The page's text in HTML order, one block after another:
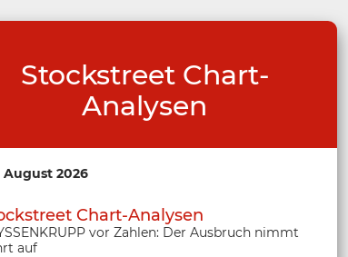
Stockstreet Chart-
Analysen
August 2026
Chart-Analysen
vor Zahlen: Der Ausbruch nimmt
auf